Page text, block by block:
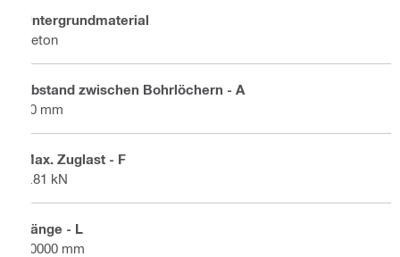
Untergrundmaterial
Beton
Abstand zwischen Bohrlöchern - A
20 mm
Max. Zuglast - F
0.81 kN
Länge - L
10000 mm